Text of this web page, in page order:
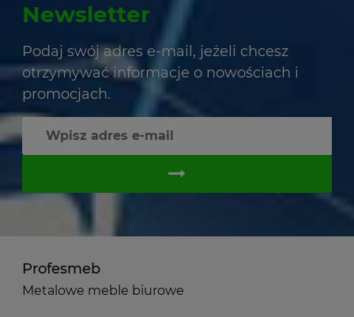
Newsletter
Podaj swój adres e-mail, jeżeli chcesz
otrzymywać informacje o nowościach i
promocjach.
Profesmeb
Metalowe meble biurowe